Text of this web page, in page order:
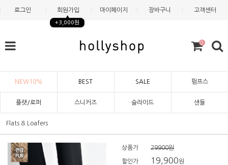
로그인 회원가입
+3,000원
마이페이지 장바구니 고객센터
0
NEW10% BEST SALE 펌프스
플랫/로퍼 스니커즈 슬라이드 샌들
Flats & Loafers
상품가 29900원
할인가 19,900원